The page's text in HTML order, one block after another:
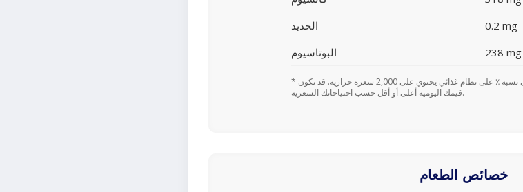
الحديد
0.2 mg
البوتاسيوم
238 mg
* تعتمد القيم اليومية المستندة إلى نسبة ٪ على نظام غذائي يحتوي على 2,000 سعرة حرارية. قد تكون
قيمك اليومية أعلى أو أقل حسب احتياجاتك السعرية.
خصائص الطعام